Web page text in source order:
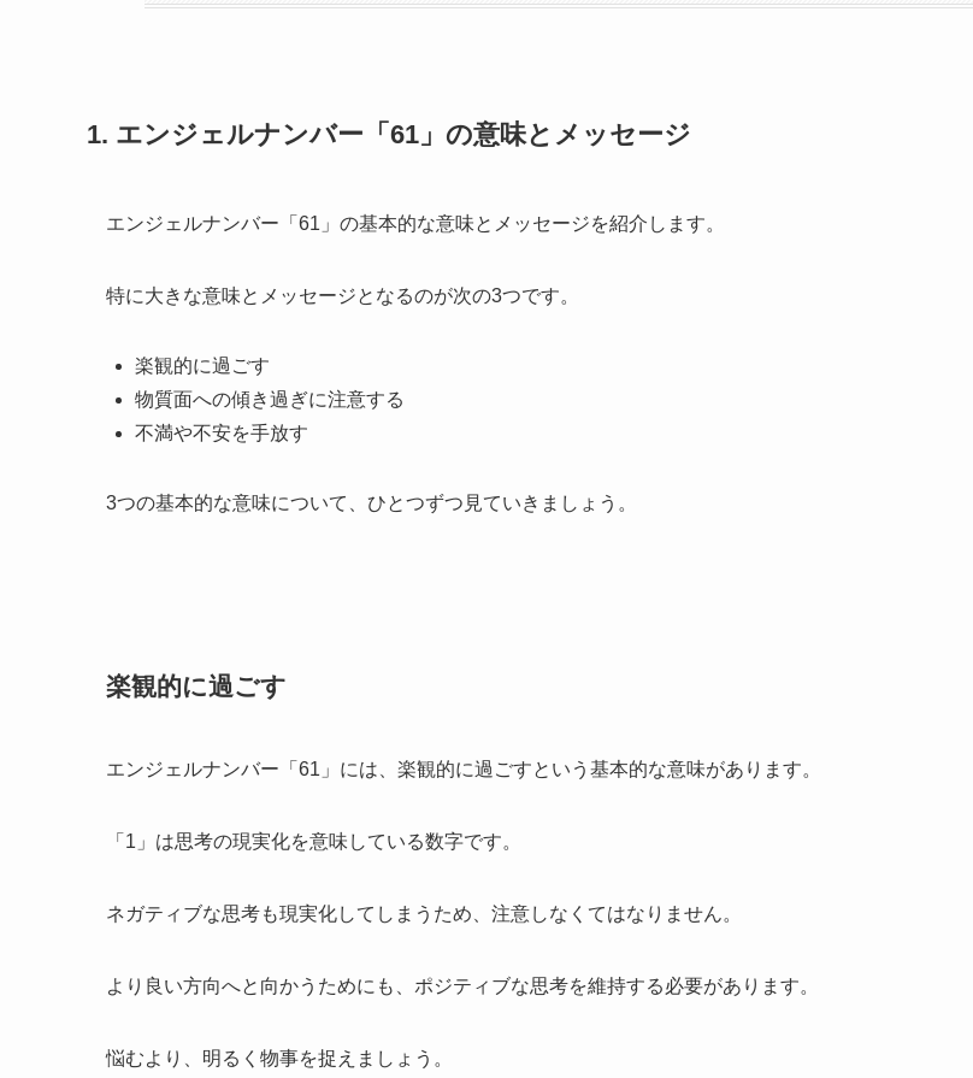
1. エンジェルナンバー「61」の意味とメッセージ
エンジェルナンバー「61」の基本的な意味とメッセージを紹介します。
特に大きな意味とメッセージとなるのが次の3つです。
楽観的に過ごす
物質面への傾き過ぎに注意する
不満や不安を手放す
3つの基本的な意味について、ひとつずつ見ていきましょう。
楽観的に過ごす
エンジェルナンバー「61」には、楽観的に過ごすという基本的な意味があります。
「1」は思考の現実化を意味している数字です。
ネガティブな思考も現実化してしまうため、注意しなくてはなりません。
より良い方向へと向かうためにも、ポジティブな思考を維持する必要があります。
悩むより、明るく物事を捉えましょう。